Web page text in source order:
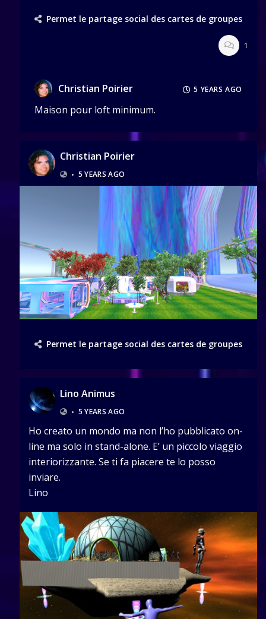
Permet le partage social des cartes de groupes
1
Christian Poirier 5 YEARS AGO
Maison pour loft minimum.
Christian Poirier
• 5 YEARS AGO
Permet le partage social des cartes de groupes
Lino Animus
• 5 YEARS AGO
Ho creato un mondo ma non l’ho pubblicato on-
line ma solo in stand-alone. E’ un piccolo viaggio
interiorizzante. Se ti fa piacere te lo posso
inviare.
Lino